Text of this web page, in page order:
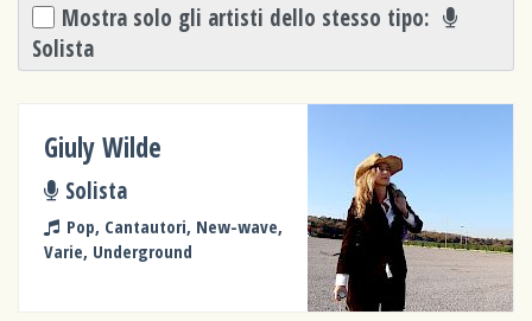
Mostra solo gli artisti dello stesso tipo:
Solista
Giuly Wilde
Solista
Pop, Cantautori, New-wave,
Varie, Underground